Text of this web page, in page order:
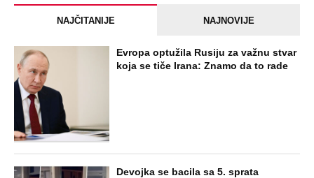
NAJČITANIJE NAJNOVIJE
Evropa optužila Rusiju za važnu stvar
koja se tiče Irana: Znamo da to rade
Devojka se bacila sa 5. sprata